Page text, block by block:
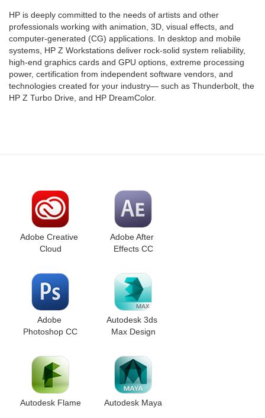
HP is deeply committed to the needs of artists and other
professionals working with animation, 3D, visual effects, and
computer-generated (CG) applications. In desktop and mobile
systems, HP Z Workstations deliver rock-solid system reliability,
high-end graphics cards and GPU options, extreme processing
power, certification from independent software vendors, and
technologies created for your industry— such as Thunderbolt, the
HP Z Turbo Drive, and HP DreamColor.
Adobe Creative
Cloud
Adobe After
Effects CC
Adobe
Photoshop CC
Autodesk 3ds
Max Design
Autodesk Flame Autodesk Maya